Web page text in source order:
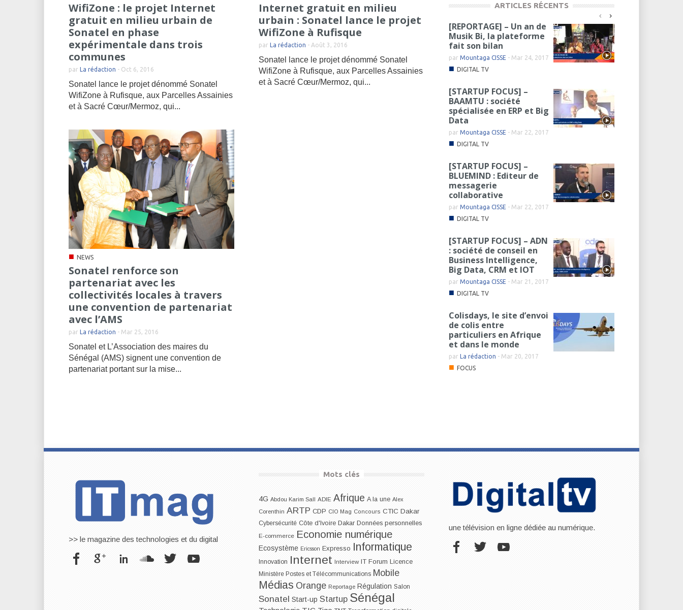
WifiZone : le projet Internet
gratuit en milieu urbain de
Sonatel en phase
expérimentale dans trois
communes
par La rédaction - Oct 6, 2016
Sonatel lance le projet dénommé Sonatel
WifiZone à Rufisque, aux Parcelles Assainies
et à Sacré Cœur/Mermoz, qui...
Internet gratuit en milieu
urbain : Sonatel lance le projet
WifiZone à Rufisque
par La rédaction - Août 3, 2016
Sonatel lance le projet dénommé Sonatel
WifiZone à Rufisque, aux Parcelles Assainies
et à Sacré Cœur/Mermoz, qui...
■ NEWS
Sonatel renforce son
partenariat avec les
collectivités locales à travers
une convention de partenariat
avec l’AMS
par La rédaction - Mar 25, 2016
Sonatel et L’Association des maires du
Sénégal (AMS) signent une convention de
partenariat portant sur la mise...
ARTICLES RÉCENTS
[REPORTAGE] – Un an de
Musik Bi, la plateforme
fait son bilan
parMountaga CISSE - Mar 24, 2017
■ DIGITAL TV
[STARTUP FOCUS] –
BAAMTU : société
spécialisée en ERP et Big
Data
parMountaga CISSE - Mar 22, 2017
■ DIGITAL TV
[STARTUP FOCUS] –
BLUEMIND : Editeur de
messagerie
collaborative
parMountaga CISSE - Mar 22, 2017
■ DIGITAL TV
[STARTUP FOCUS] – ADN
: société de conseil en
Business Intelligence,
Big Data, CRM et IOT
parMountaga CISSE - Mar 21, 2017
■ DIGITAL TV
Colisdays, le site d’envoi
de colis entre
particuliers en Afrique
et dans le monde
parLa rédaction - Mar 20, 2017
■ FOCUS
>> le magazine des technologies et du digital
Mots clés
4G Abdou Karim Sall ADIE Afrique A la une Alex
Corenthin ARTP CDP CIO Mag Concours CTIC Dakar
Cybersécurité Côte d'Ivoire Dakar Données personnelles
E-commerce Economie numérique
Ecosystème Ericsson Expresso Informatique
Innovation Internet Interview IT Forum Licence
Ministère Postes et Télécommunications Mobile
Médias Orange Reportage Régulation Salon
Sonatel Start-up Startup Sénégal
une télévision en ligne dédiée au numérique.